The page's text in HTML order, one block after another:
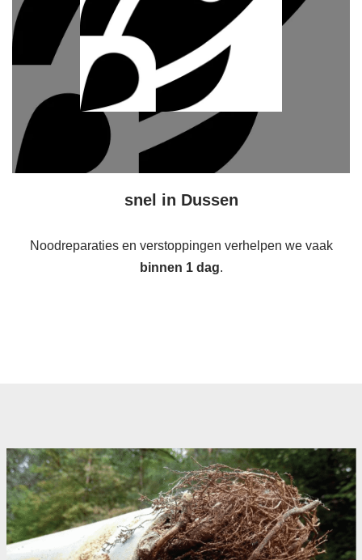
snel in Dussen
Noodreparaties en verstoppingen verhelpen we vaak
binnen 1 dag.